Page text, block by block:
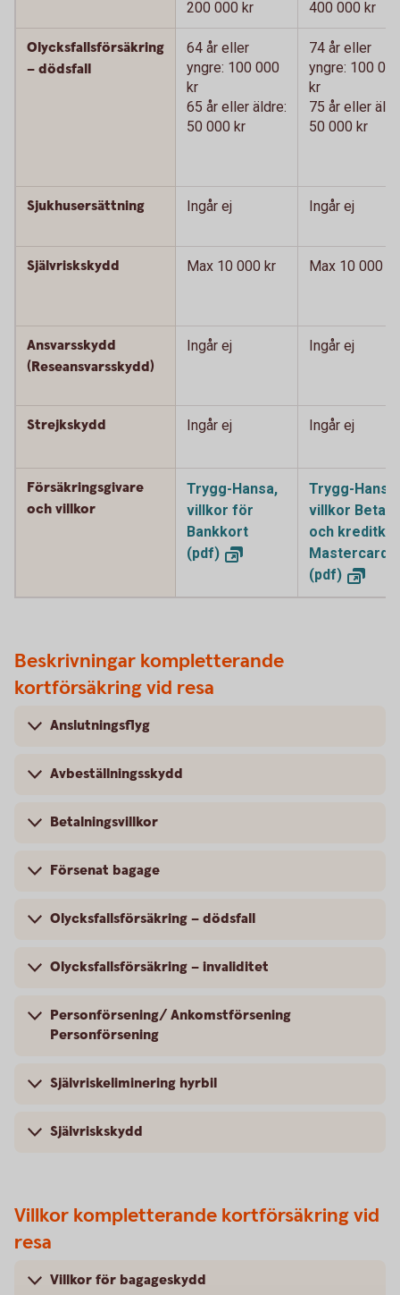
200 000 kr 400 000 kr
Olycksfallsförsäkring
– dödsfall
64 år eller
yngre: 100 000
kr
65 år eller äldre:
50 000 kr
74 år eller
yngre: 100
kr
75 år eller
50 000 kr
Sjukhusersättning Ingår ej Ingår ej
Självriskskydd Max 10 000 kr Max 10 000 kr
Ansvarsskydd
(Reseansvarsskydd)
Ingår ej Ingår ej
Strejkskydd Ingår ej Ingår ej
Försäkringsgivare
och villkor
Trygg-Hansa,
villkor för
Bankkort
(pdf)
Trygg-Hansa,
villkor Betal-
och
Mastercard
(pdf)
Beskrivningar kompletterande
kortförsäkring vid resa
Anslutningsflyg
Avbeställningsskydd
Betalningsvillkor
Försenat bagage
Olycksfallsförsäkring – dödsfall
Olycksfallsförsäkring – invaliditet
Personförsening/ Ankomstförsening
Personförsening
Självriskeliminering hyrbil
Självriskskydd
Villkor kompletterande kortförsäkring vid
resa
Villkor för bagageskydd